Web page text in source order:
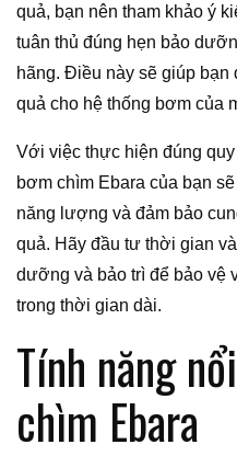
quả, bạn nên tham khảo ý
tuân thủ đúng hẹn bảo
hãng. Điều này sẽ giúp bạn
quả cho hệ thống bơm của
Với việc thực hiện đúng
bơm chìm Ebara của bạn
năng lượng và đảm bảo
quả. Hãy đầu tư thời gian
dưỡng và bảo trì để bảo vệ
trong thời gian dài.
Tính năng
chìm Ebara